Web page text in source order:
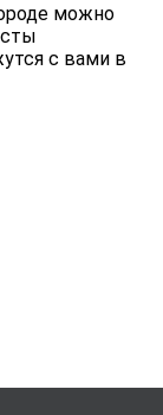
можно
с вами в